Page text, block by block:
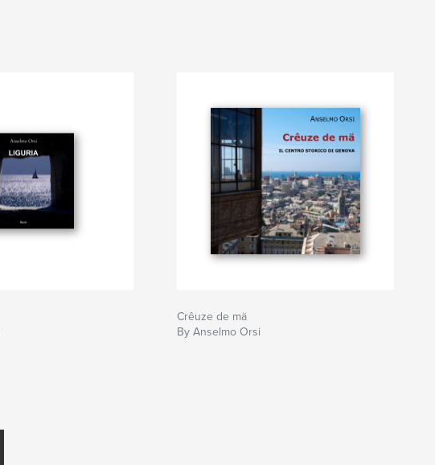
Crêuze de mä
By Anselmo Orsi